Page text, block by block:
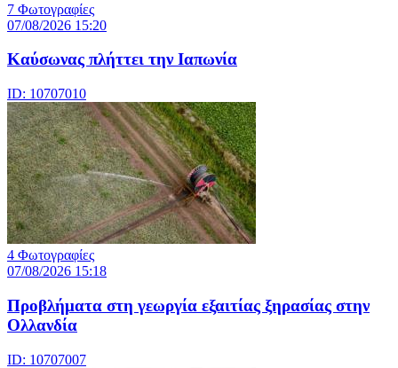
7 Φωτογραφίες
07/08/2026 15:20
Καύσωνας πλήττει την Ιαπωνία
ID: 10707010
4 Φωτογραφίες
07/08/2026 15:18
Προβλήματα στη γεωργία εξαιτίας ξηρασίας στην
Ολλανδία
ID: 10707007